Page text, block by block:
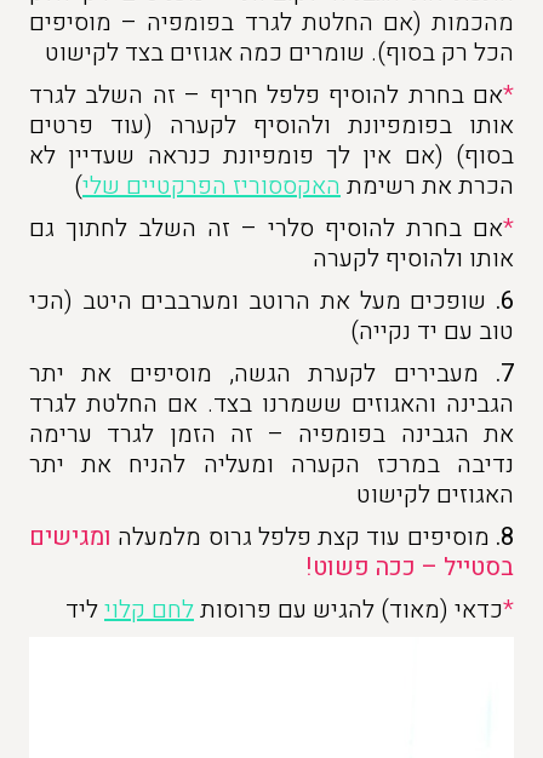
מהכמות (אם החלטת לגרד בפומפיה – מוסיפים
הכל רק בסוף). שומרים כמה אגוזים בצד לקישוט
*אם בחרת להוסיף פלפל חריף – זה השלב לגרד
אותו בפומפיונת ולהוסיף לקערה (עוד פרטים
בסוף) (אם אין לך פומפיונת כנראה שעדיין לא
הכרת את רשימתהאקססוריז הפרקטיים שלי)
*אם בחרת להוסיף סלרי – זה השלב לחתוך גם
אותו ולהוסיף לקערה
6. שופכים מעל את הרוטב ומערבבים היטב (הכי
טוב עם יד נקייה)
7.
מעבירים לקערת הגשה, מוסיפים את יתר
הגבינה והאגוזים ששמרנו בצד. אם החלטת לגרד
את הגבינה בפומפיה – זה הזמן לגרד ערימה
נדיבה במרכז הקערה ומעליה להניח את יתר
האגוזים לקישוט
8. מוסיפים עוד קצת פלפל גרוס מלמעלה ומגישים
בסטייל – ככה פשוט!
*כדאי (מאוד) להגיש עם פרוסותלחם קלויליד